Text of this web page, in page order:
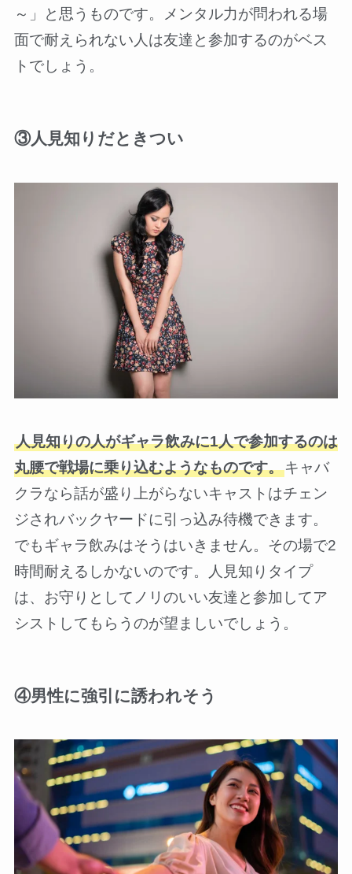
～」と思うものです。メンタル力が問われる場
面で耐えられない人は友達と参加するのがベス
トでしょう。
③人見知りだときつい
人見知りの人がギャラ飲みに1人で参加するのは
丸腰で戦場に乗り込むようなものです。キャバ
クラなら話が盛り上がらないキャストはチェン
ジされバックヤードに引っ込み待機できます。
でもギャラ飲みはそうはいきません。その場で2
時間耐えるしかないのです。人見知りタイプ
は、お守りとしてノリのいい友達と参加してア
シストしてもらうのが望ましいでしょう。
④男性に強引に誘われそう